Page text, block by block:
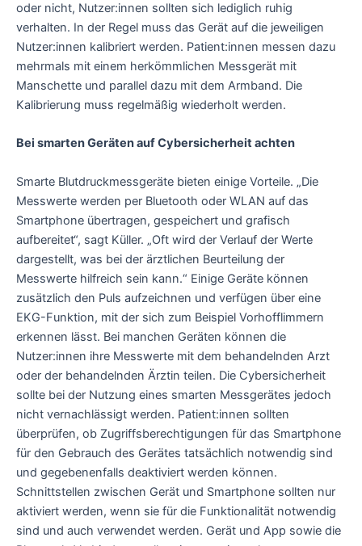
oder nicht, Nutzer:innen sollten sich lediglich ruhig
verhalten. In der Regel muss das Gerät auf die jeweiligen
Nutzer:innen kalibriert werden. Patient:innen messen dazu
mehrmals mit einem herkömmlichen Messgerät mit
Manschette und parallel dazu mit dem Armband. Die
Kalibrierung muss regelmäßig wiederholt werden.
Bei smarten Geräten auf Cybersicherheit achten
Smarte Blutdruckmessgeräte bieten einige Vorteile. „Die
Messwerte werden per Bluetooth oder WLAN auf das
Smartphone übertragen, gespeichert und grafisch
aufbereitet“, sagt Küller. „Oft wird der Verlauf der Werte
dargestellt, was bei der ärztlichen Beurteilung der
Messwerte hilfreich sein kann.“ Einige Geräte können
zusätzlich den Puls aufzeichnen und verfügen über eine
EKG-Funktion, mit der sich zum Beispiel Vorhofflimmern
erkennen lässt. Bei manchen Geräten können die
Nutzer:innen ihre Messwerte mit dem behandelnden Arzt
oder der behandelnden Ärztin teilen. Die Cybersicherheit
sollte bei der Nutzung eines smarten Messgerätes jedoch
nicht vernachlässigt werden. Patient:innen sollten
überprüfen, ob Zugriffsberechtigungen für das Smartphone
für den Gebrauch des Gerätes tatsächlich notwendig sind
und gegebenenfalls deaktiviert werden können.
Schnittstellen zwischen Gerät und Smartphone sollten nur
aktiviert werden, wenn sie für die Funktionalität notwendig
sind und auch verwendet werden. Gerät und App sowie die